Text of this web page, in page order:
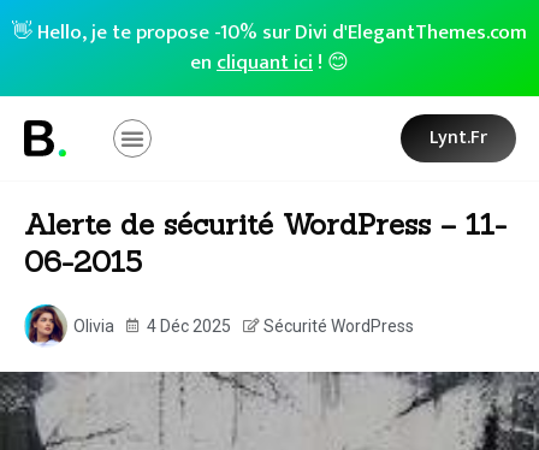
👋 Hello, je te propose -10% sur Divi d'ElegantThemes.com
encliquant ici! 😊
Lynt.fr
Alerte de sécurité WordPress – 11-
06-2015
Olivia 4 Déc 2025 Sécurité WordPress